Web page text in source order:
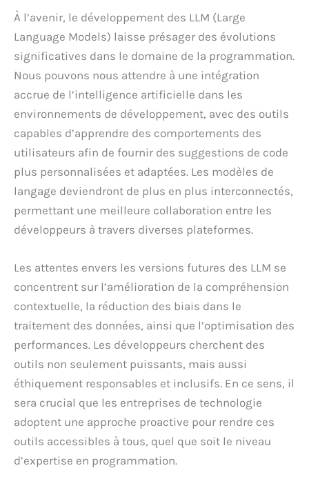
À l’avenir, le développement des LLM (Large
Language Models) laisse présager des évolutions
significatives dans le domaine de la programmation.
Nous pouvons nous attendre à une intégration
accrue de l’intelligence artificielle dans les
environnements de développement, avec des outils
capables d’apprendre des comportements des
utilisateurs afin de fournir des suggestions de code
plus personnalisées et adaptées. Les modèles de
langage deviendront de plus en plus interconnectés,
permettant une meilleure collaboration entre les
développeurs à travers diverses plateformes.
Les attentes envers les versions futures des LLM se
concentrent sur l’amélioration de la compréhension
contextuelle, la réduction des biais dans le
traitement des données, ainsi que l’optimisation des
performances. Les développeurs cherchent des
outils non seulement puissants, mais aussi
éthiquement responsables et inclusifs. En ce sens, il
sera crucial que les entreprises de technologie
adoptent une approche proactive pour rendre ces
outils accessibles à tous, quel que soit le niveau
d’expertise en programmation.